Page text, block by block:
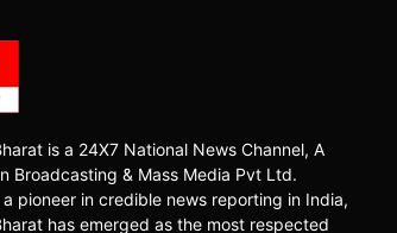
is a 24X7 National News Channel, A
Broadcasting & Mass Media Pvt Ltd.
a pioneer in credible news reporting in India,
has emerged as the most respected